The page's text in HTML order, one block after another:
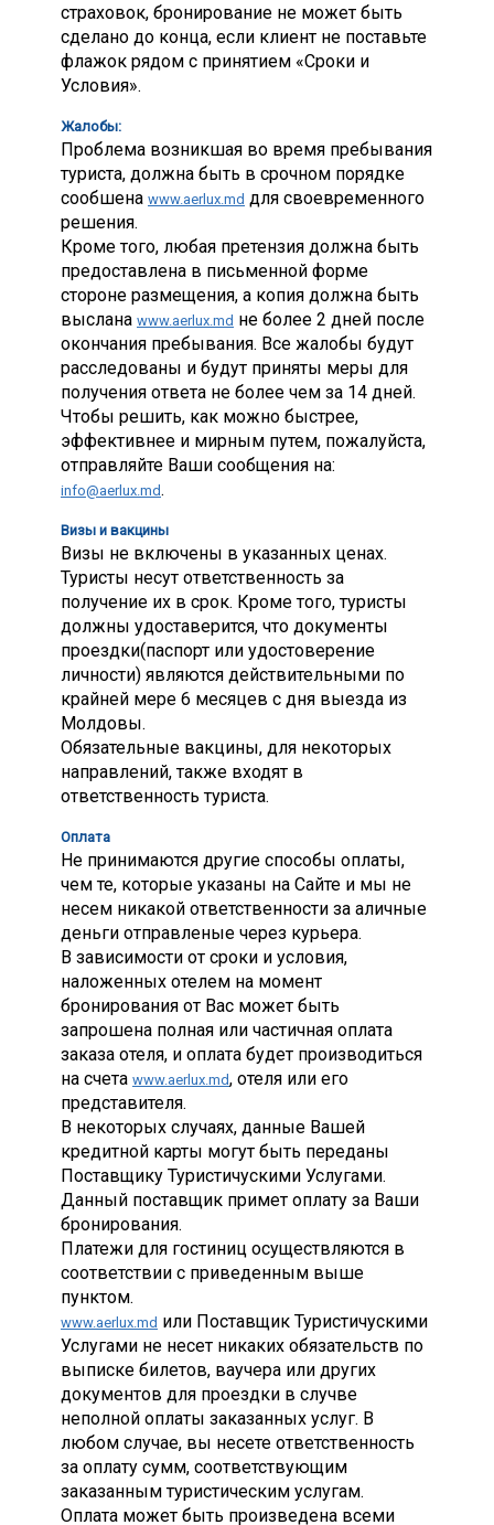
страховок, бронирование не может быть
сделано до конца, если клиент не поставьте
флажок рядом с принятием «Сроки и
Условия».
Жалобы:
Проблема возникшая во время пребывания
туриста, должна быть в срочном порядке
сообшена www.aerlux.md для своевременного
решения.
Кроме того, любая претензия должна быть
предоставлена в письменной форме
стороне размещения, а копия должна быть
выслана www.aerlux.md не более 2 дней после
окончания пребывания. Все жалобы будут
расследованы и будут приняты меры для
получения ответа не более чем за 14 дней.
Чтобы решить, как можно быстрее,
эффективнее и мирным путем, пожалуйста,
отправляйте Ваши сообщения на:
info@aerlux.md.
Визы и вакцины
Визы не включены в указанных ценах.
Туристы несут ответственность за
получение их в срок. Кроме того, туристы
должны удоставерится, что документы
проездки(паспорт или удостоверение
личности) являются действительными по
крайней мере 6 месяцев с дня выезда из
Молдовы.
Обязательные вакцины, для некоторых
направлений, также входят в
ответственность туриста.
Оплата
Не принимаются другие способы оплаты,
чем те, которые указаны на Сайте и мы не
несем никакой ответственности за аличные
деньги отправленые через курьера.
В зависимости от сроки и условия,
наложенных отелем на момент
бронирования от Вас может быть
запрошена полная или частичная оплата
заказа отеля, и оплата будет производиться
на счета www.aerlux.md, отеля или его
представителя.
В некоторых случаях, данные Вашей
кредитной карты могут быть переданы
Поставщику Туристичускими Услугами.
Данный поставщик примет оплату за Ваши
бронирования.
Платежи для гостиниц осуществляются в
соответствии с приведенным выше
пунктом.
www.aerlux.md или Поставщик Туристичускими
Услугами не несет никаких обязательств по
выписке билетов, ваучера или других
документов для проездки в случве
неполной оплаты заказанных услуг. В
любом случае, вы несете ответственность
за оплату сумм, соответствующим
заказанным туристическим услугам.
Оплата может быть произведена всеми